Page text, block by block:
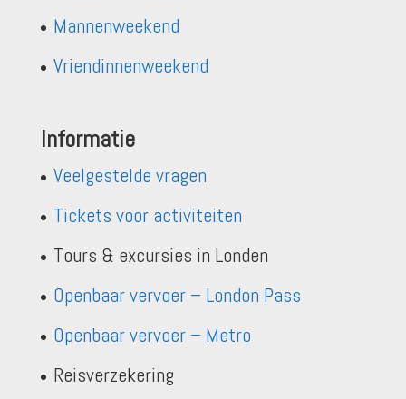
Mannenweekend
Vriendinnenweekend
Informatie
Veelgestelde vragen
Tickets voor activiteiten
Tours & excursies in Londen
Openbaar vervoer – London Pass
Openbaar vervoer – Metro
Reisverzekering